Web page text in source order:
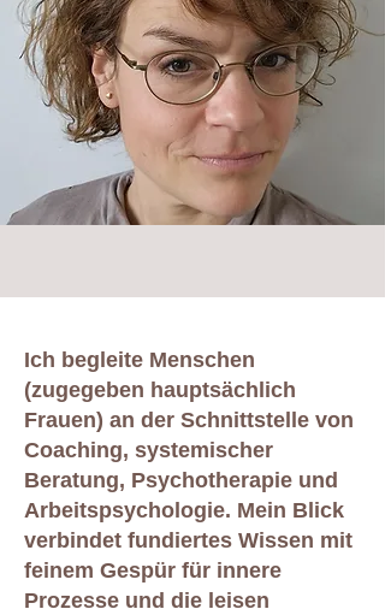
​Ich begleite Menschen
(zugegeben hauptsächlich
Frauen) an der Schnittstelle von
Coaching, systemischer
Beratung, Psychotherapie und
Arbeitspsychologie. Mein Blick
verbindet fundiertes Wissen mit
feinem Gespür für innere
Prozesse und die leisen